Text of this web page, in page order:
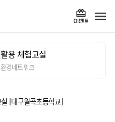
용 체험교실
경네트워크
[대구월곡초등학교]